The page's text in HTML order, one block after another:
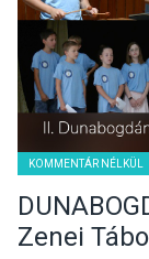
KOMMENTÁR NÉLKÜL
Zenei